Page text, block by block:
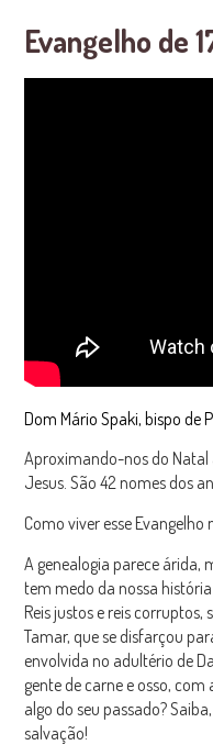
Evangelho de
Dom Mário Spaki, bispo de
Aproximando-nos do Natal
Jesus. São 42 nomes dos
Como viver esse Evangelho
A genealogia parece árida,
tem medo da nossa
Reis justos e reis
Tamar, que se disfarçou
envolvida no adultério de
gente de carne e osso,
algo do seu passado?
salvação!